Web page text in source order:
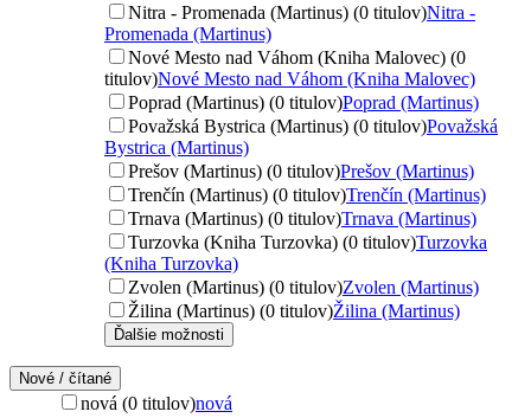
Nitra - Promenada (Martinus) (0 titulov)Nitra -
Promenada (Martinus)
Nové Mesto nad Váhom (Kniha Malovec) (0
titulov)Nové Mesto nad Váhom (Kniha Malovec)
Poprad (Martinus) (0 titulov)Poprad (Martinus)
Považská Bystrica (Martinus) (0 titulov)Považská
Bystrica (Martinus)
Prešov (Martinus) (0 titulov)Prešov (Martinus)
Trenčín (Martinus) (0 titulov)Trenčín (Martinus)
Trnava (Martinus) (0 titulov)Trnava (Martinus)
Turzovka (Kniha Turzovka) (0 titulov)Turzovka
(Kniha Turzovka)
Zvolen (Martinus) (0 titulov)Zvolen (Martinus)
Žilina (Martinus) (0 titulov)Žilina (Martinus)
Ďalšie možnosti
Nové / čítané
nová (0 titulov)nová